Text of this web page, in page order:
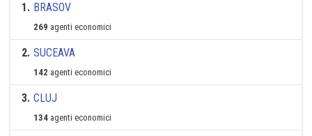
1. BRASOV
269 agenti economici
2. SUCEAVA
142 agenti economici
3. CLUJ
134 agenti economici